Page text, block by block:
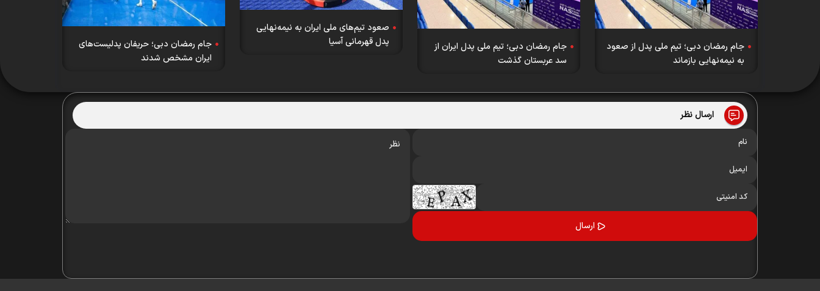
جام رمضان دبی؛ تیم ملی پدل از صعود
به نیمه‌نهایی بازماند
جام رمضان دبی؛ تیم ملی پدل ایران از
سد عربستان گذشت
صعود تیم‌های ملی ایران به نیمه‌نهایی
پدل قهرمانی آسیا
جام رمضان دبی؛ حریفان پدلیست‌های
ایران مشخص شدند
ارسال نظر